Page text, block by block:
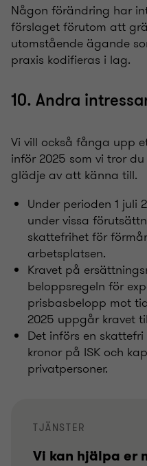
Någon förändring har
förslaget förutom att
utomstående ägande
praxis kodifieras i lag.
10. Andra
Vi vill också fånga upp
inför 2025 som vi tror
glädje av att känna till.
Under perioden 1 juli
under vissa
skattefrihet för
arbetsplatsen.
Kravet på
beloppsregeln för
prisbasbelopp mot
2025 uppgår kravet
Det införs en
kronor på ISK och
privatpersoner.
TJÄNSTER
Vi kan hjälpa er